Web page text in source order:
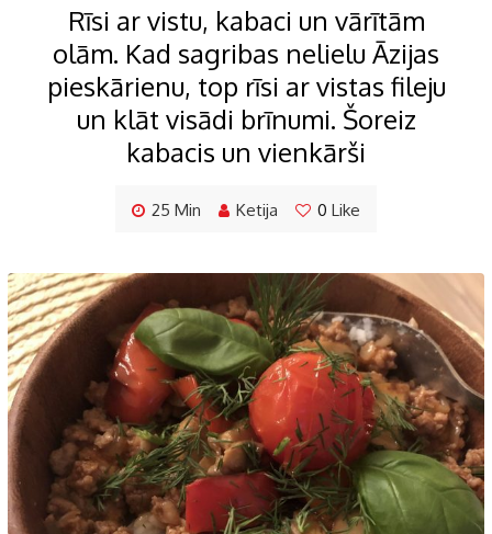
Rīsi ar vistu, kabaci un vārītām
olām. Kad sagribas nelielu Āzijas
pieskārienu, top rīsi ar vistas fileju
un klāt visādi brīnumi. Šoreiz
kabacis un vienkārši
25 Min Ketija 0 Like